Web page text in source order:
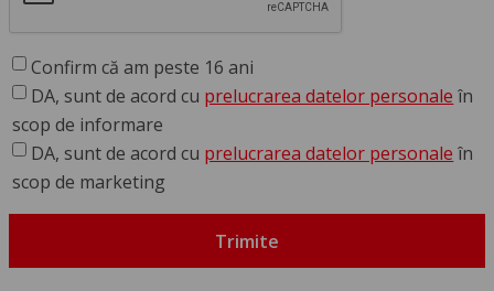
Confirm că am peste 16 ani
DA, sunt de acord cu prelucrarea datelor personale în
scop de informare
DA, sunt de acord cu prelucrarea datelor personale în
scop de marketing
Trimite